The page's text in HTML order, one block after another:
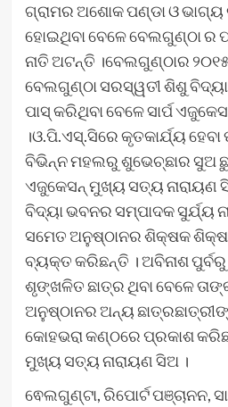
ଗ୍ରାମର ଅଶୋକ ପଣ୍ଡା ଓ
ହୋଇଥିବା ବେଳେ ବେଲଗୁଣ୍ଠା
ନାତି ଅଟନ୍ତି ।ବେଲଗୁଣ୍ଠାର
ବେଲଗୁଣ୍ଠା ସରସ୍ୱତୀ ଶିଶୁ
ପାସ୍ କରିଥିବା ବେଳେ ସାର୍ପ
।ଓ.ପି.ଏସ୍.ସିରେ କୃତକାର୍ଯ୍ୟ
ବିଭିନ୍ନ ମହଲରୁ ଶୁଭେଚ୍ଛାର ସୁଅ
ଏଜୁକେସନ୍ ମୁଖ୍ୟ ସତ୍ୟ ନାରାୟଣ
ବିଦ୍ୟା ଭବନର ସମ୍ପାଦକ ସୁର୍ଯ୍ୟ
ସମେତ ଅନୁଷ୍ଠାନର ଶିକ୍ଷକ
ବ୍ୟକ୍ତ କରିଛନ୍ତି । ଅବିନାଶ
ଶୃଙ୍ଖଳିତ ଛାତ୍ର ଥିବା ବେଳେ
ଅନୁଷ୍ଠାନର ଅନ୍ୟ
କୋହଭରା କଣ୍ଠରେ ପ୍ରକାଶ
ମୁଖ୍ୟ ସତ୍ୟ ନାରାୟଣ ସିଅ ।
ଵେଲଗୁଣ୍ଟା, ରିପୋର୍ଟ ପଞ୍ଚାନନ,